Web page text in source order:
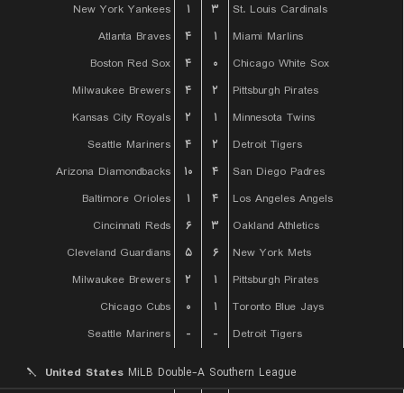
New York Yankees
۱ ۳
St. Louis Cardinals
Atlanta Braves
۴ ۱
Miami Marlins
Boston Red Sox
۴ ۰
Chicago White Sox
Milwaukee Brewers
۴ ۲
Pittsburgh Pirates
Kansas City Royals
۲ ۱
Minnesota Twins
Seattle Mariners
۴ ۲
Detroit Tigers
Arizona Diamondbacks
۱۰ ۴
San Diego Padres
Baltimore Orioles
۱ ۴
Los Angeles Angels
Cincinnati Reds
۶ ۳
Oakland Athletics
Cleveland Guardians
۵ ۶
New York Mets
Milwaukee Brewers
۲ ۱
Pittsburgh Pirates
Chicago Cubs
۰ ۱
Toronto Blue Jays
Seattle Mariners
- - Detroit Tigers
United States MiLB Double-A Southern League